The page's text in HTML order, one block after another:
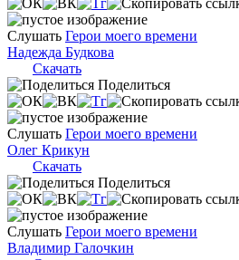
Слушать Герои моего времени
Надежда Будкова
Скачать
Поделиться
Слушать Герои моего времени
Олег Крикун
Скачать
Поделиться
Слушать Герои моего времени
Владимир Галочкин